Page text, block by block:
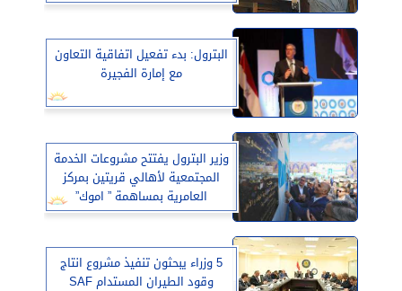
البترول: بدء تفعيل اتفاقية التعاون
مع إمارة الفجيرة
وزير البترول يفتتح مشروعات الخدمة
المجتمعية لأهالي قريتين بمركز
العامرية بمساهمة ” اموك”
5 وزراء يبحثون تنفيذ مشروع انتاج
وقود الطيران المستدام SAF